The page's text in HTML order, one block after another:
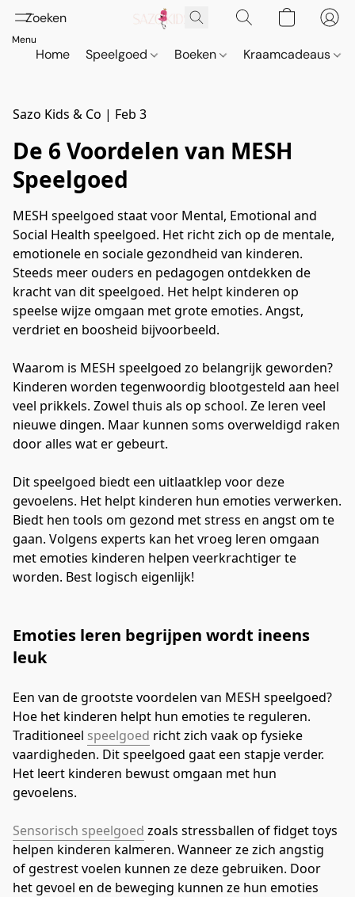
Home Speelgoed Boeken Kraamcadeaus
Sazo Kids & Co | Feb 3
De 6 Voordelen van MESH
Speelgoed
MESH speelgoed staat voor Mental, Emotional and
Social Health speelgoed. Het richt zich op de mentale,
emotionele en sociale gezondheid van kinderen.
Steeds meer ouders en pedagogen ontdekken de
kracht van dit speelgoed. Het helpt kinderen op
speelse wijze omgaan met grote emoties. Angst,
verdriet en boosheid bijvoorbeeld.
Waarom is MESH speelgoed zo belangrijk geworden?
Kinderen worden tegenwoordig blootgesteld aan heel
veel prikkels. Zowel thuis als op school. Ze leren veel
nieuwe dingen. Maar kunnen soms overweldigd raken
door alles wat er gebeurt.
Dit speelgoed biedt een uitlaatklep voor deze
gevoelens. Het helpt kinderen hun emoties verwerken.
Biedt hen tools om gezond met stress en angst om te
gaan. Volgens experts kan het vroeg leren omgaan
met emoties kinderen helpen veerkrachtiger te
worden. Best logisch eigenlijk!
Emoties leren begrijpen wordt ineens
leuk
Een van de grootste voordelen van MESH speelgoed?
Hoe het kinderen helpt hun emoties te reguleren.
Traditioneel speelgoed richt zich vaak op fysieke
vaardigheden. Dit speelgoed gaat een stapje verder.
Het leert kinderen bewust omgaan met hun
gevoelens.
Sensorisch speelgoed zoals stressballen of fidget toys
helpen kinderen kalmeren. Wanneer ze zich angstig
of gestrest voelen kunnen ze deze gebruiken. Door
het gevoel en de beweging kunnen ze hun emoties